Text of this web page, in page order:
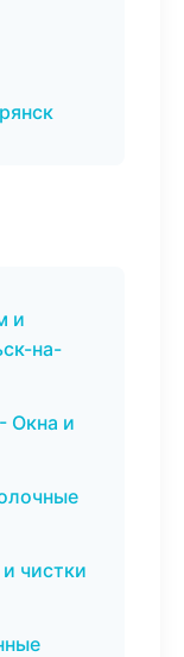
и
на-
Окна и
чистки